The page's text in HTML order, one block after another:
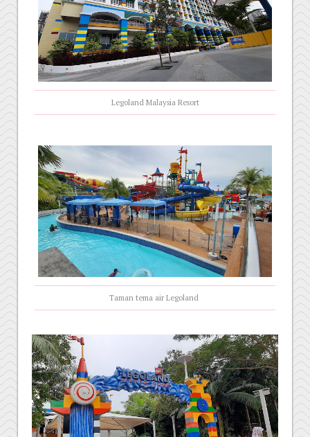
Legoland Malaysia Resort
Taman tema air Legoland